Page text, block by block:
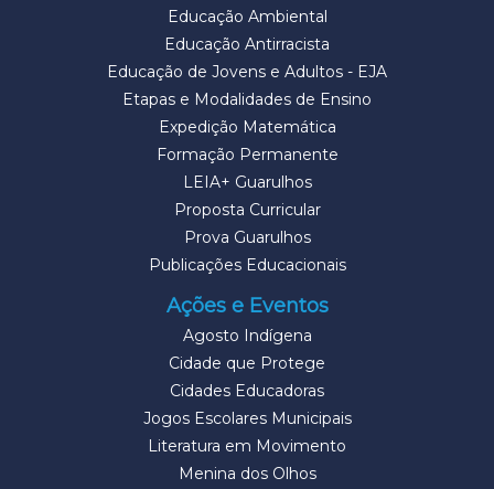
Educação Ambiental
Educação Antirracista
Educação de Jovens e Adultos - EJA
Etapas e Modalidades de Ensino
Expedição Matemática
Formação Permanente
LEIA+ Guarulhos
Proposta Curricular
Prova Guarulhos
Publicações Educacionais
Ações e Eventos
Agosto Indígena
Cidade que Protege
Cidades Educadoras
Jogos Escolares Municipais
Literatura em Movimento
Menina dos Olhos